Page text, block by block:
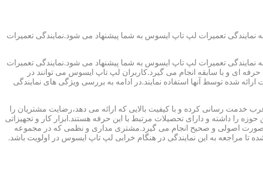
تعمیرات لپ تاپ ایسوس به شما پیشنهاد می شود.نمایندگی تعمیرات
تعمیرات لپ تاپ ایسوس به شما پیشنهاد می شود.نمایندگی تعمیرات
ای و با سابقه انجام می گیرد.کاربران لپ تاپ ایسوس می توانند در
شده توسط آنها استفاده نمایند.در ادامه به بررسی ویژگی های نمایندگی
رسانی کرده و با کیفیت بالایی که ارائه می دهد،رضایت مشتریان را
را داشته و دارای تحصیلات مرتبط با این حرفه هستند.ابزار کار و تجهیزاتی
به صورت اصولی و صحیح انجام می گیرد.مشتری مداری و نظمی که در مجموعه
مراجعه به این نمایندگی در هنگام خرابی لپ تاپ ایسوس در اولویت باشد.